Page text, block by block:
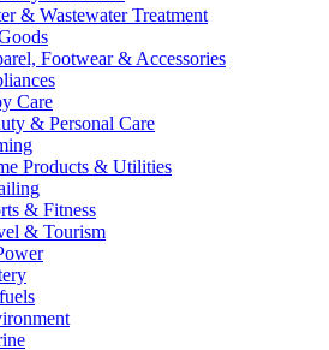
& Wastewater Treatment
Footwear & Accessories
Care
& Personal Care
Products & Utilities
& Fitness
& Tourism